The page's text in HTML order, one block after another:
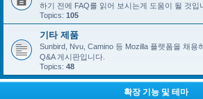
하기 전에 FAQ를 읽어 보시는게 도움이 될 것입
Topics: 105
기타 제품
Sunbird, Nvu, Camino 등 Mozilla 플랫폼을 채용
Q&A 게시판입니다.
Topics: 48
확장 기능 및 테마